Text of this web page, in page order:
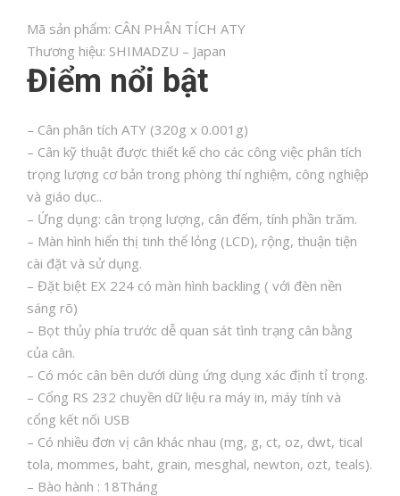
Mã sản phẩm: CÂN PHÂN TÍCH ATY
Thương hiệu: SHIMADZU – Japan
Điểm nổi bật
– Cân phân tích ATY (320g x 0.001g)
– Cân kỹ thuật được thiết kế cho các công việc phân tích
trọng lượng cơ bản trong phòng thí nghiệm, công nghiệp
và giáo dục..
– Ứng dụng: cân trọng lượng, cân đếm, tính phần trăm.
– Màn hình hiển thị tinh thể lỏng (LCD), rộng, thuận tiện
cài đặt và sử dụng.
– Đặt biệt EX 224 có màn hình backling ( với đèn nền
sáng rõ)
– Bọt thủy phía trước dễ quan sát tình trạng cân bằng
của cân.
– Có móc cân bên dưới dùng ứng dụng xác định tỉ trọng.
– Cổng RS 232 chuyền dữ liệu ra máy in, máy tính và
cổng kết nối USB
– Có nhiều đơn vị cân khác nhau (mg, g, ct, oz, dwt, tical
tola, mommes, baht, grain, mesghal, newton, ozt, teals).
– Bào hành : 18Tháng